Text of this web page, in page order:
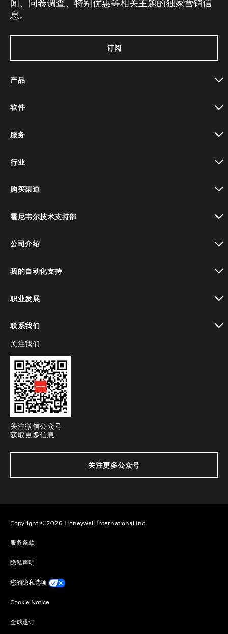
闻、问卷调查、特别优惠等相关主题的独家营销信
息。
订阅
产品
软件
服务
行业
购买渠道
霍尼韦尔技术支持部
公司介绍
我的自动化支持
职业发展
联系我们
toggle view
关注我们
关注微信公众号
获取更多信息
关注更多公众号
Copyright © 2026 Honeywell International Inc
服务条款
隐私声明
您的隐私选项
Cookie Notice
全球退订